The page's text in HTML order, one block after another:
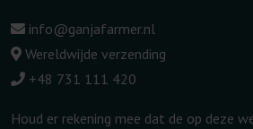
info@ganjafarmer.nl
Wereldwijde verzending
+48 731 111 420
Houd er rekening mee dat de op deze